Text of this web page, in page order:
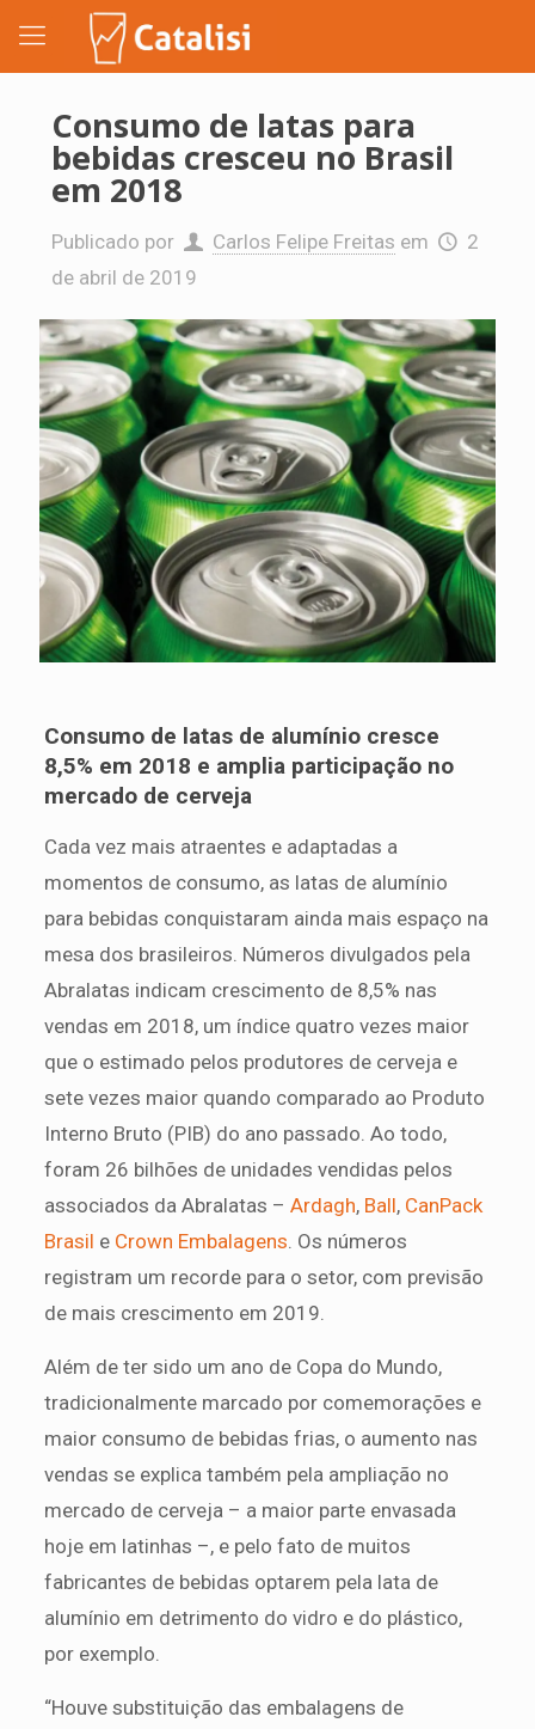
Consumo de latas para
bebidas cresceu no Brasil
em 2018
Publicado por Carlos Felipe Freitas em
2
de abril de 2019
Consumo de latas de alumínio cresce
8,5% em 2018 e amplia participação no
mercado de cerveja
Cada vez mais atraentes e adaptadas a
momentos de consumo, as latas de alumínio
para bebidas conquistaram ainda mais espaço na
mesa dos brasileiros. Números divulgados pela
Abralatas indicam crescimento de 8,5% nas
vendas em 2018, um índice quatro vezes maior
que o estimado pelos produtores de cerveja e
sete vezes maior quando comparado ao Produto
Interno Bruto (PIB) do ano passado. Ao todo,
foram 26 bilhões de unidades vendidas pelos
associados da Abralatas – Ardagh, Ball, CanPack
Brasil e Crown Embalagens . Os números
registram um recorde para o setor, com previsão
de mais crescimento em 2019.
Além de ter sido um ano de Copa do Mundo,
tradicionalmente marcado por comemorações e
maior consumo de bebidas frias, o aumento nas
vendas se explica também pela ampliação no
mercado de cerveja – a maior parte envasada
hoje em latinhas –, e pelo fato de muitos
fabricantes de bebidas optarem pela lata de
alumínio em detrimento do vidro e do plástico,
por exemplo.
“Houve substituição das embalagens de